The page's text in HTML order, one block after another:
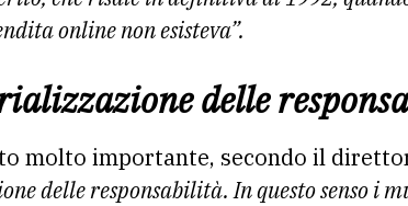
online non esisteva”.
delle
molto importante, secondo il
delle responsabilità. In questo senso i